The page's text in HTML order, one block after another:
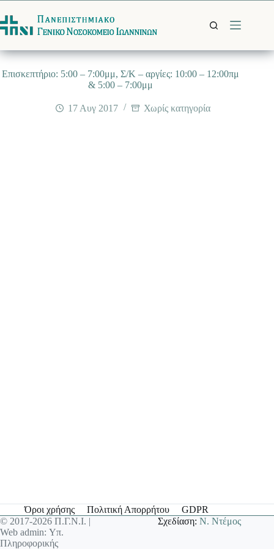
στο
περιεχόμενο
Eπισκεπτήριο: 5:00 – 7:00μμ, Σ/K – αργίες: 10:00 – 12:00πμ
& 5:00 – 7:00μμ
17 Αυγ 2017 Χωρίς κατηγορία
Όροι χρήσης Πολιτική Απορρήτου
GDPR
© 2017-2026 Π.Γ.Ν.Ι. |
Web admin: Υπ.
Πληροφορικής
Σχεδίαση:Ν. Ντέμος